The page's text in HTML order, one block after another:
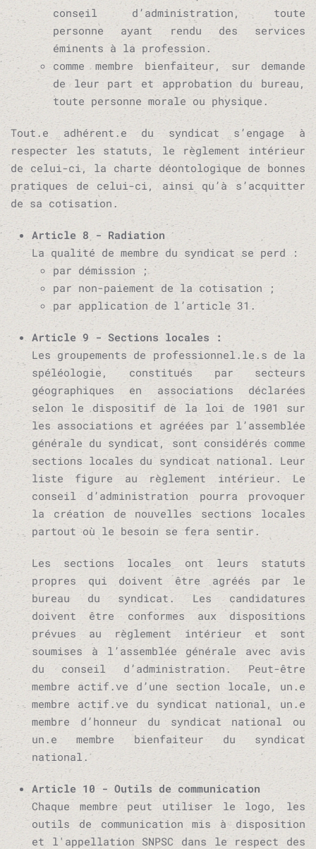
conseil d’administration, toute
personne ayant rendu des services
éminents à la profession.
comme membre bienfaiteur, sur demande
de leur part et approbation du bureau,
toute personne morale ou physique.
Tout.e adhérent.e du syndicat s’engage à
respecter les statuts, le règlement intérieur
de celui-ci, la charte déontologique de bonnes
pratiques de celui-ci, ainsi qu’à s’acquitter
de sa cotisation.
Article 8 - Radiation
La qualité de membre du syndicat se perd :
par démission ;
par non-paiement de la cotisation ;
par application de l’article 31.
Article 9 - Sections locales :
Les groupements de professionnel.le.s de la
spéléologie, constitués par secteurs
géographiques en associations déclarées
selon le dispositif de la loi de 1901 sur
les associations et agréées par l’assemblée
générale du syndicat, sont considérés comme
sections locales du syndicat national. Leur
liste figure au règlement intérieur. Le
conseil d’administration pourra provoquer
la création de nouvelles sections locales
partout où le besoin se fera sentir.
Les sections locales ont leurs statuts
propres qui doivent être agréés par le
bureau du syndicat. Les candidatures
doivent être conformes aux dispositions
prévues au règlement intérieur et sont
soumises à l’assemblée générale avec avis
du conseil d’administration. Peut-être
membre actif.ve d’une section locale, un.e
membre actif.ve du syndicat national, un.e
membre d’honneur du syndicat national ou
un.e membre bienfaiteur du syndicat
national.
Article 10 - Outils de communication
Chaque membre peut utiliser le logo, les
outils de communication mis à disposition
et l'appellation SNPSC dans le respect des